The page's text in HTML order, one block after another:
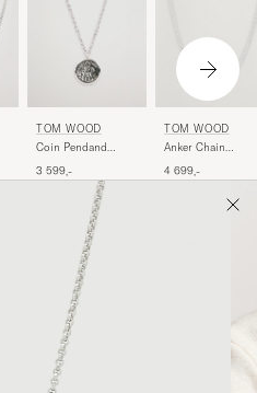
TOM WOOD
Coin Pendand
3 599,-
TOM WOOD
Anker Chain
4 699,-